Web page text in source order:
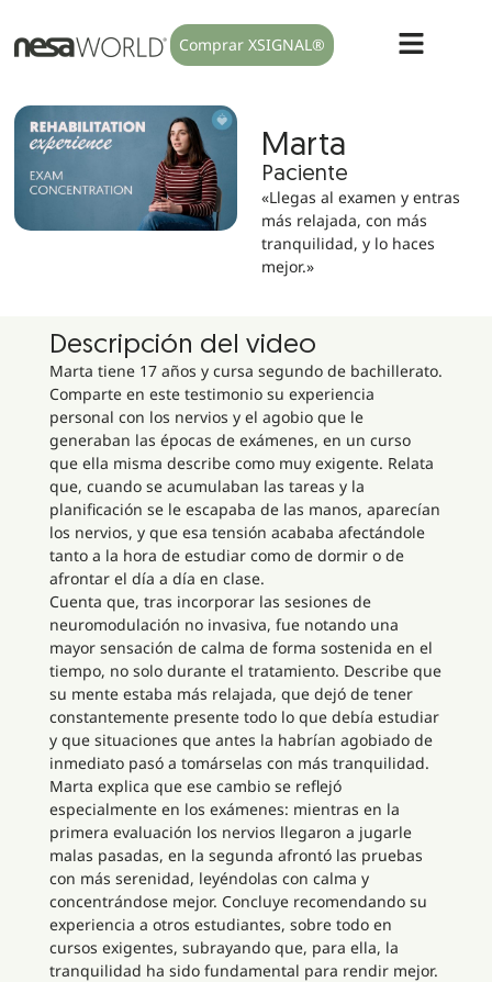
Comprar XSIGNAL®
Marta
Paciente
«Llegas al examen y entras
más relajada, con más
tranquilidad, y lo haces
mejor.»
Descripción del video
Marta tiene 17 años y cursa segundo de bachillerato.
Comparte en este testimonio su experiencia
personal con los nervios y el agobio que le
generaban las épocas de exámenes, en un curso
que ella misma describe como muy exigente. Relata
que, cuando se acumulaban las tareas y la
planificación se le escapaba de las manos, aparecían
los nervios, y que esa tensión acababa afectándole
tanto a la hora de estudiar como de dormir o de
afrontar el día a día en clase.
Cuenta que, tras incorporar las sesiones de
neuromodulación no invasiva, fue notando una
mayor sensación de calma de forma sostenida en el
tiempo, no solo durante el tratamiento. Describe que
su mente estaba más relajada, que dejó de tener
constantemente presente todo lo que debía estudiar
y que situaciones que antes la habrían agobiado de
inmediato pasó a tomárselas con más tranquilidad.
Marta explica que ese cambio se reflejó
especialmente en los exámenes: mientras en la
primera evaluación los nervios llegaron a jugarle
malas pasadas, en la segunda afrontó las pruebas
con más serenidad, leyéndolas con calma y
concentrándose mejor. Concluye recomendando su
experiencia a otros estudiantes, sobre todo en
cursos exigentes, subrayando que, para ella, la
tranquilidad ha sido fundamental para rendir mejor.